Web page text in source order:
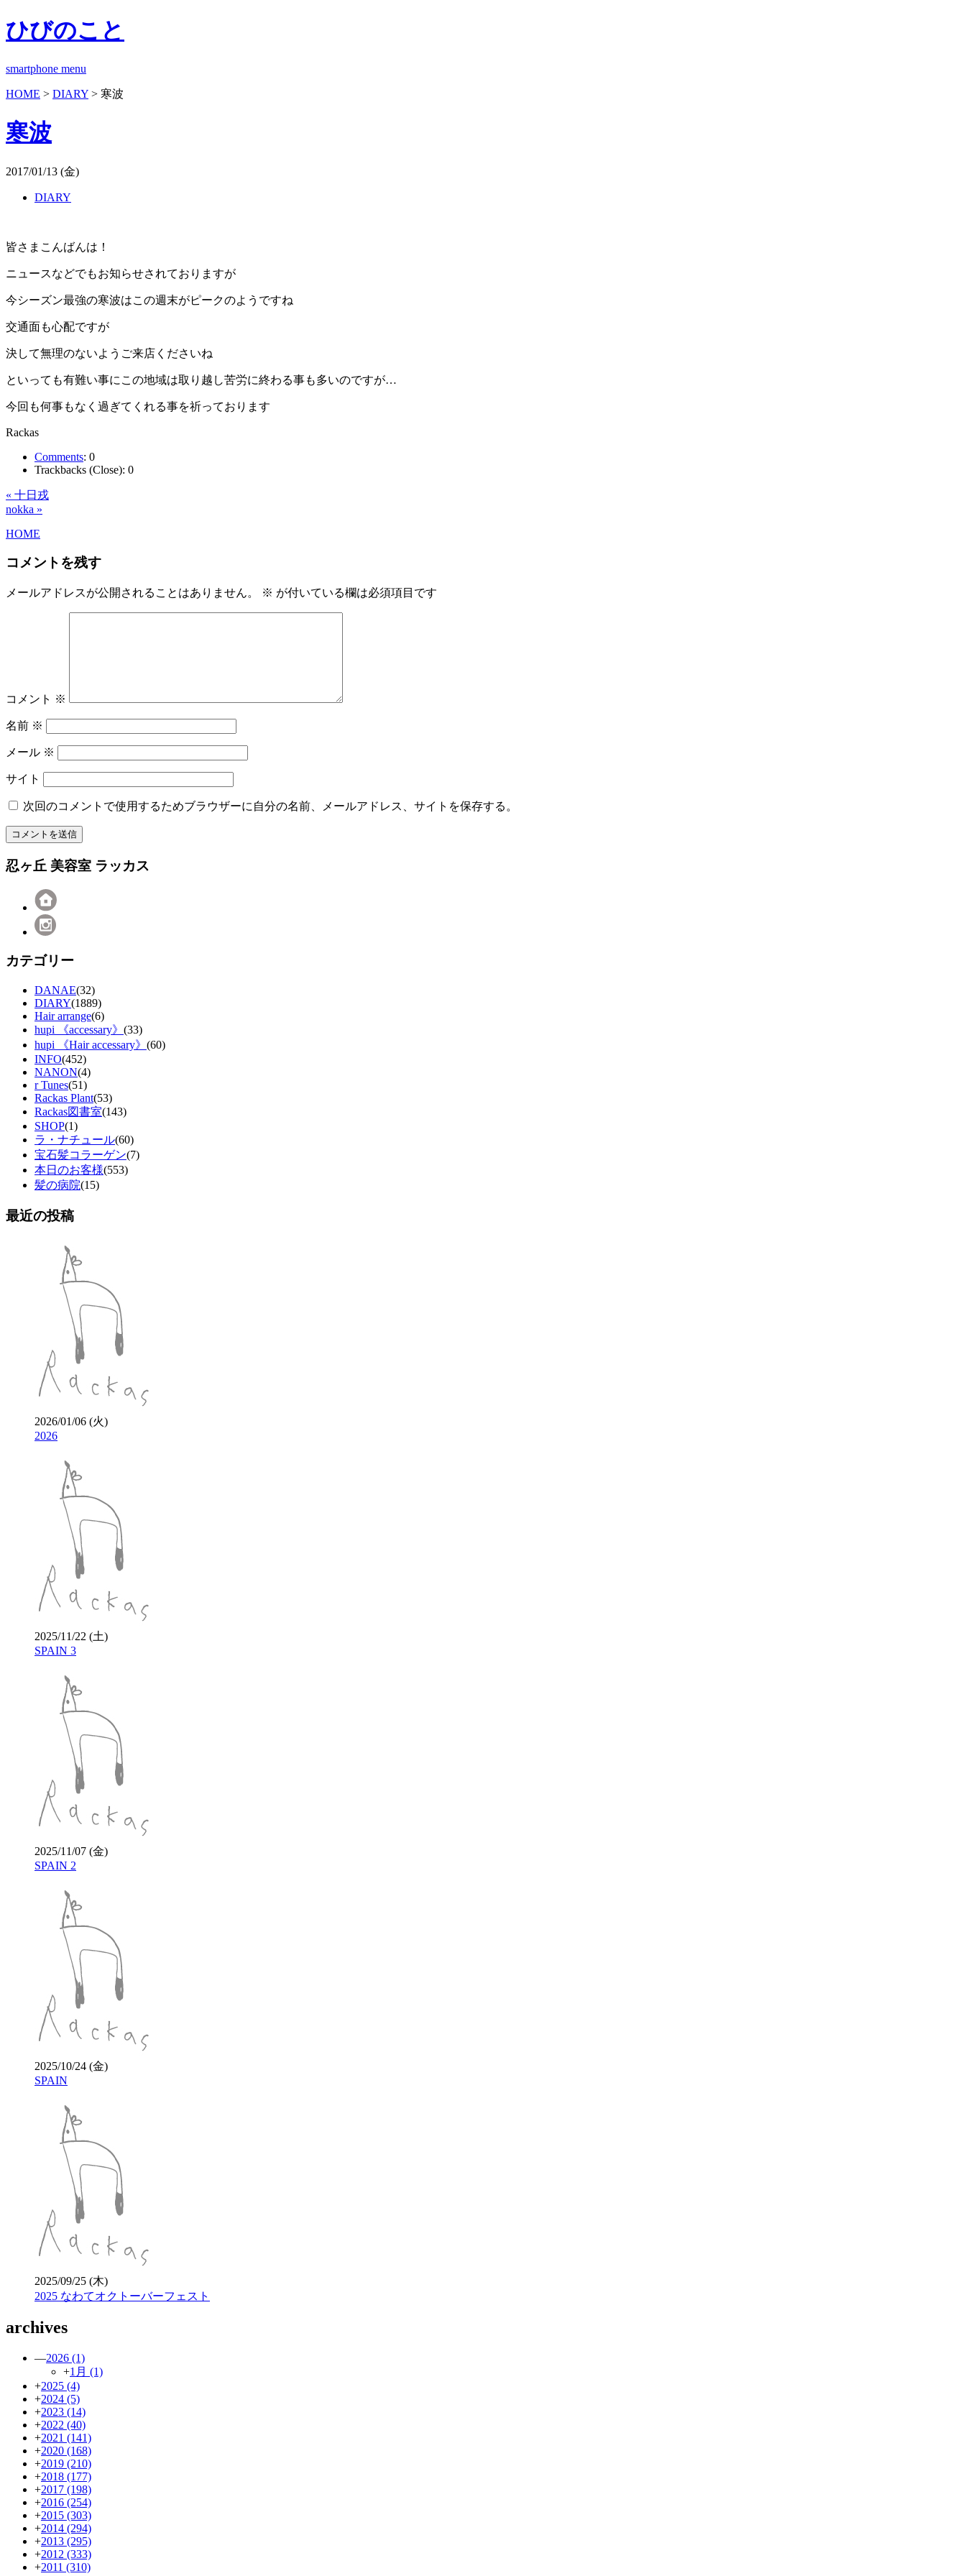
ひびのこと
smartphone menu
HOME > DIARY > 寒波
寒波
2017/01/13 (金)
DIARY
皆さまこんばんは！
ニュースなどでもお知らせされておりますが
今シーズン最強の寒波はこの週末がピークのようですね
交通面も心配ですが
決して無理のないようご来店くださいね
といっても有難い事にこの地域は取り越し苦労に終わる事も多いのですが…
今回も何事もなく過ぎてくれる事を祈っております
Rackas
Comments: 0
Trackbacks (Close): 0
« 十日戎
nokka »
HOME
コメントを残す
メールアドレスが公開されることはありません。 ※ が付いている欄は必須項目です
コメント ※
名前 ※
メール ※
サイト
次回のコメントで使用するためブラウザーに自分の名前、メールアドレス、サイトを保存する。
忍ヶ丘 美容室 ラッカス
カテゴリー
DANAE(32)
DIARY(1889)
Hair arrange(6)
hupi 《accessary》 (33)
hupi 《Hair accessary》 (60)
INFO(452)
NANON(4)
r Tunes(51)
Rackas Plant(53)
Rackas図書室(143)
SHOP(1)
ラ・ナチュール(60)
宝石髪コラーゲン(7)
本日のお客様(553)
髪の病院(15)
最近の投稿
2026/01/06 (火)
2026
2025/11/22 (土)
SPAIN 3
2025/11/07 (金)
SPAIN 2
2025/10/24 (金)
SPAIN
2025/09/25 (木)
2025 なわてオクトーバーフェスト
archives
—2026 (1)
+1月 (1)
+2025 (4)
+2024 (5)
+2023 (14)
+2022 (40)
+2021 (141)
+2020 (168)
+2019 (210)
+2018 (177)
+2017 (198)
+2016 (254)
+2015 (303)
+2014 (294)
+2013 (295)
+2012 (333)
+2011 (310)